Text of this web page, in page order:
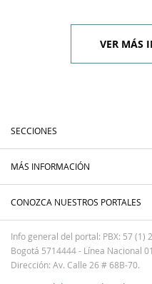
VER MÁS
SECCIONES
MÁS INFORMACIÓN
CONOZCA NUESTROS PORTALES
Info general del portal: PBX: 57 (1)
Bogotá 5714444 - Línea Nacional
Dirección: Av. Calle 26 # 68B-70.